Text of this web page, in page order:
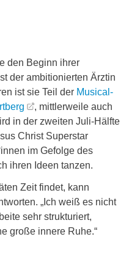
den Beginn ihrer
der ambitionierten Ärztin
ist sie Teil der Musical-
, mittlerweile auch
in der zweiten Juli-Hälfte
Christ Superstar
im Gefolge des
ihren Ideen tanzen.
Zeit findet, kann
„Ich weiß es nicht
sehr strukturiert,
große innere Ruhe.“